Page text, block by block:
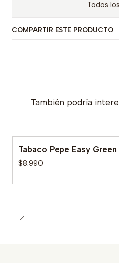
Todos
COMPARTIR ESTE PRODUCTO
También podría
Tabaco Pepe Easy
$8.990